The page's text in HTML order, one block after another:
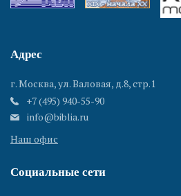
Адрес
г. Москва, ул. Валовая, д.8, стр.1
+7 (495) 940-55-90
info@biblia.ru
Наш офис
Социальные сети